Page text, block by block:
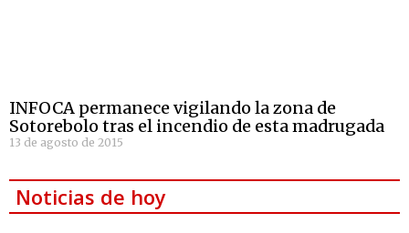
INFOCA permanece vigilando la zona de
Sotorebolo tras el incendio de esta madrugada
13 de agosto de 2015
Noticias de hoy